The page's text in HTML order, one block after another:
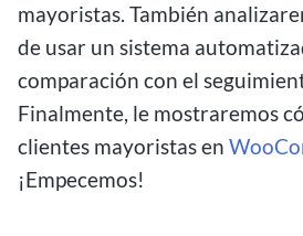
mayoristas. También
de usar un sistema
comparación con el
Finalmente, le mostraremos
clientes mayoristas en
¡Empecemos!